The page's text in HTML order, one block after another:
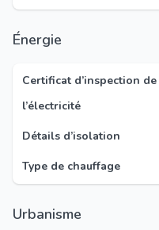
Énergie
Certificat d’inspection de
l’électricité
Détails d’isolation
Type de chauffage
Urbanisme